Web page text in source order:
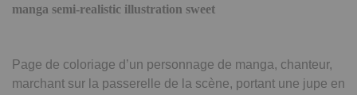
manga semi-realistic illustration sweet
Page de coloriage d’un personnage de manga, chanteur,
marchant sur la passerelle de la scène, portant une jupe en